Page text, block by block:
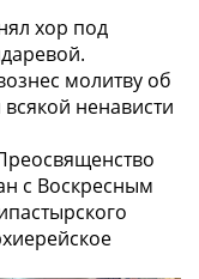
хор под
молитву об
ненависти
с Воскресным